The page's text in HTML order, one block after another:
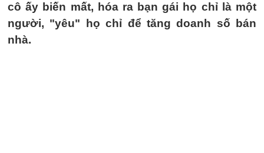
cô ấy biến mất, hóa ra bạn gái họ chỉ là một
người, "yêu" họ chỉ để tăng doanh số bán
nhà.